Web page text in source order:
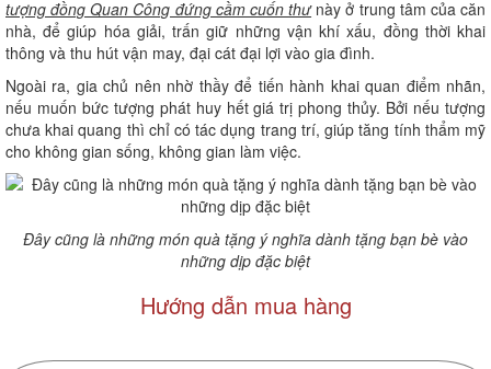
tượng đồng Quan Công đứng cầm cuốn thưnày ở trung tâm của căn
nhà, để giúp hóa giải, trấn giữ những vận khí xấu, đồng thời khai
thông và thu hút vận may, đại cát đại lợi vào gia đình.
Ngoài ra, gia chủ nên nhờ thầy để tiến hành khai quan điểm nhãn,
nếu muốn bức tượng phát huy hết giá trị phong thủy. Bởi nếu tượng
chưa khai quang thì chỉ có tác dụng trang trí, giúp tăng tính thẩm mỹ
cho không gian sống, không gian làm việc.
Đây cũng là những món quà tặng ý nghĩa dành tặng bạn bè vào
những dịp đặc biệt
Hướng dẫn mua hàng